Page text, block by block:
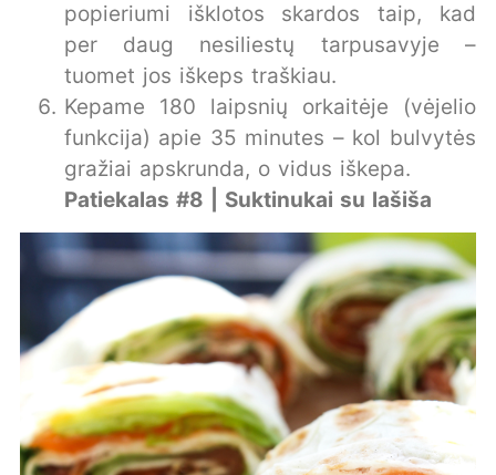
popieriumi išklotos skardos taip, kad
per daug nesiliestų tarpusavyje –
tuomet jos iškeps traškiau.
Kepame 180 laipsnių orkaitėje (vėjelio
funkcija) apie 35 minutes – kol bulvytės
gražiai apskrunda, o vidus iškepa.
Patiekalas #8 | Suktinukai su lašiša